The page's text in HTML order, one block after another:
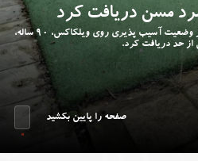
مسن دریافت کرد
مایکل گورمن، 46 ساله، متهم شد که از وضعیت آسیب پذیری روی ویلکاکس، 90 ساله،
از حد دریافت کرد.
صفحه را پایین بکشید